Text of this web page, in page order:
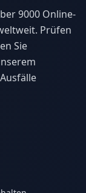
9000 Online-
Prüfen
Sie